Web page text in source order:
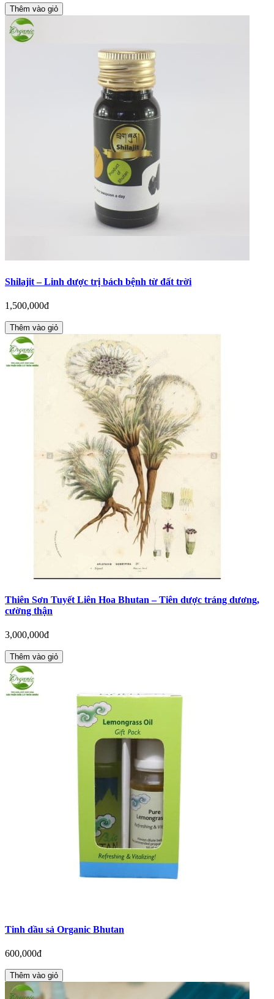
Thêm vào giỏ
Shilajit – Linh dược trị bách bệnh từ đất trời
1,500,000đ
Thêm vào giỏ
Thiên Sơn Tuyết Liên Hoa Bhutan – Tiên dược tráng dương,
cường thận
3,000,000đ
Thêm vào giỏ
Tinh dầu sả Organic Bhutan
600,000đ
Thêm vào giỏ